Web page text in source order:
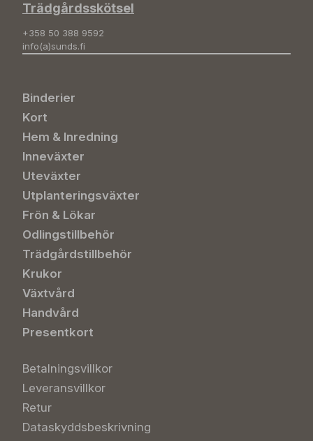
Trädgårdsskötsel
+358 50 388 9592
info(a)sunds.fi
Binderier
Kort
Hem & Inredning
Inneväxter
Uteväxter
Utplanteringsväxter
Frön & Lökar
Odlingstillbehör
Trädgårdstillbehör
Krukor
Växtvård
Handvård
Presentkort
Betalningsvillkor
Leveransvillkor
Retur
Dataskyddsbeskrivning